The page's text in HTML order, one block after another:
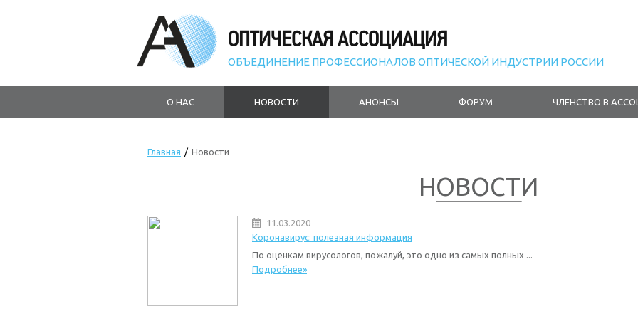
ОПТИЧЕСКАЯ АССОЦИАЦИЯ
ОБЪЕДИНЕНИЕ ПРОФЕССИОНАЛОВ ОПТИЧЕСКОЙ ИНДУСТРИИ РОССИИ
О НАС НОВОСТИ АНОНСЫ ФОРУМ ЧЛЕНСТВО В
Главная / Новости
НОВОСТИ
11.03.2020
Коронавирус: полезная информация
По оценкам вирусологов, пожалуй, это одно из самых полных ...
Подробнее»